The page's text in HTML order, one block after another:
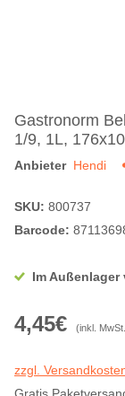
Gastronorm
1/9, 1L,
Anbieter Hendi
SKU: 800737
Barcode:
Im Außenlager
4,45€ (inkl.
zzgl.